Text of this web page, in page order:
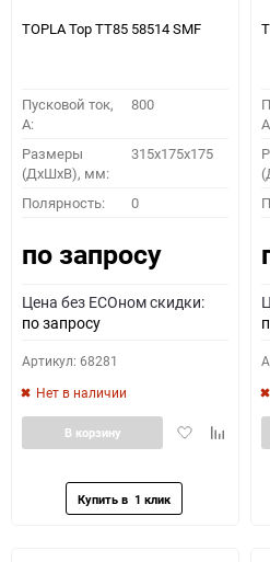
TOPLA Top TT85 58514 SMF
Пусковой ток,
A:
800
Размеры
(ДхШхВ), мм:
315x175x175
Полярность: 0
по запросу
Цена без ECOном скидки:
по запросу
Артикул: 68281
Нет в наличии
ДобавитьДобавить
В корзину